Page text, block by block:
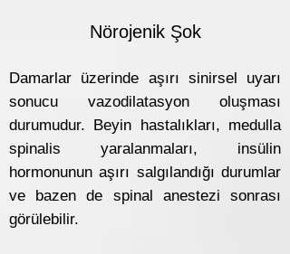
Nörojenik Şok
Damarlar üzerinde aşırı sinirsel uyarı
sonucu vazodilatasyon oluşması
durumudur. Beyin hastalıkları, medulla
spinalis yaralanmaları, insülin
hormonunun aşırı salgılandığı durumlar
ve bazen de spinal anestezi sonrası
görülebilir.